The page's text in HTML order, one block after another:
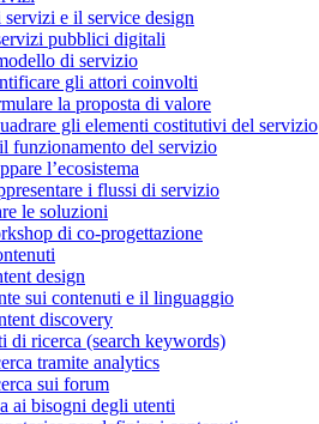
servizi e il service design
pubblici digitali
di servizio
gli attori coinvolti
la proposta di valore
gli elementi costitutivi del servizio
funzionamento del servizio
l’ecosistema
i flussi di servizio
le soluzioni
di co-progettazione
design
sui contenuti e il linguaggio
discovery
di ricerca (search keywords)
tramite analytics
sui forum
ai bisogni degli utenti